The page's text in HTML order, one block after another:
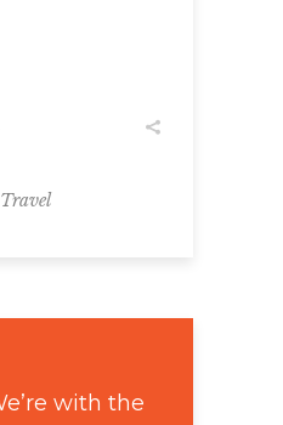
Travel
with the